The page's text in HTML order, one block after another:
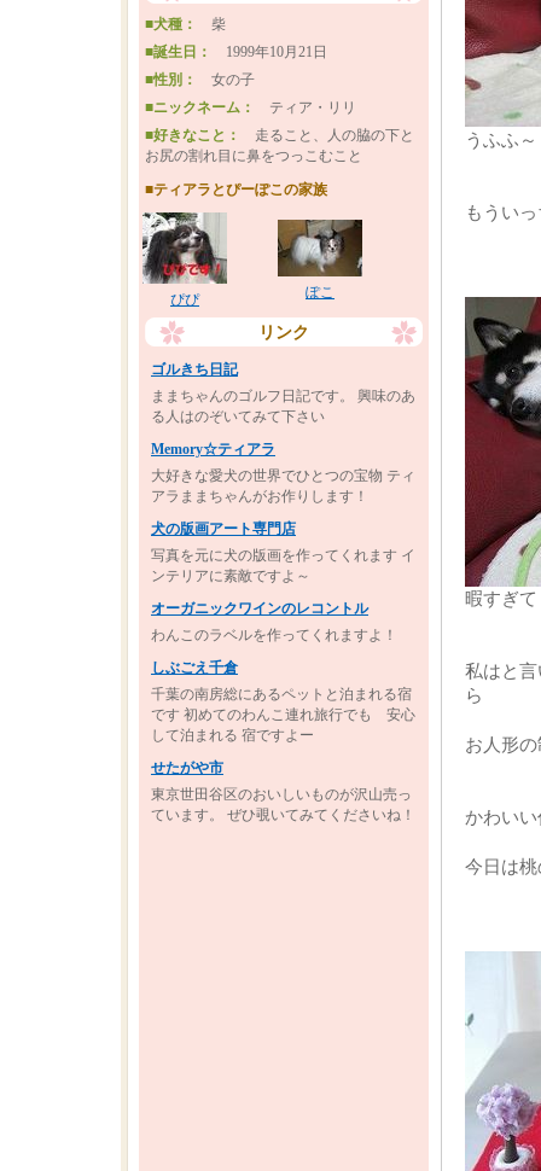
■犬種： 柴
■誕生日： 1999年10月21日
■性別： 女の子
■ニックネーム： ティア・リリ
■好きなこと： 走ること、人の脇の下と
お尻の割れ目に鼻をつっこむこと
■ティアラとぴーぽこの家族
ぴぴ ぽこ
リンク
ゴルきち日記
ままちゃんのゴルフ日記です。 興味のあ
る人はのぞいてみて下さい
Memory☆ティアラ
大好きな愛犬の世界でひとつの宝物 ティ
アラままちゃんがお作りします！
犬の版画アート専門店
写真を元に犬の版画を作ってくれます イ
ンテリアに素敵ですよ～
オーガニックワインのレコントル
わんこのラベルを作ってくれますよ！
しぶごえ千倉
千葉の南房総にあるペットと泊まれる宿
です 初めてのわんこ連れ旅行でも 安心
して泊まれる 宿ですよー
せたがや市
東京世田谷区のおいしいものが沢山売っ
ています。 ぜひ覗いてみてくださいね！
うふふ
もうい
暇すぎ
私はと
ら
お人形
かわい
今日は